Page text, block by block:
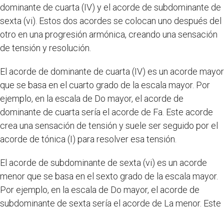
dominante de cuarta (IV) y el acorde de subdominante de
sexta (vi). Estos dos acordes se colocan uno después del
otro en una progresión armónica, creando una sensación
de tensión y resolución.
El acorde de dominante de cuarta (IV) es un acorde mayor
que se basa en el cuarto grado de la escala mayor. Por
ejemplo, en la escala de Do mayor, el acorde de
dominante de cuarta sería el acorde de Fa. Este acorde
crea una sensación de tensión y suele ser seguido por el
acorde de tónica (I) para resolver esa tensión.
El acorde de subdominante de sexta (vi) es un acorde
menor que se basa en el sexto grado de la escala mayor.
Por ejemplo, en la escala de Do mayor, el acorde de
subdominante de sexta sería el acorde de La menor. Este